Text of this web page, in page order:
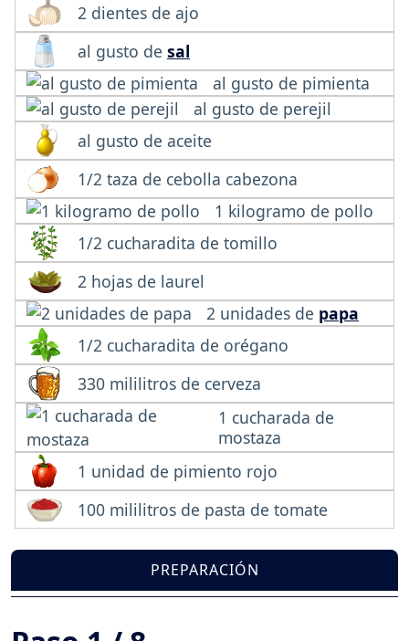
2 dientes de ajo
al gusto de sal
al gusto de pimienta
al gusto de perejil
al gusto de aceite
1/2 taza de cebolla cabezona
1 kilogramo de pollo
1/2 cucharadita de tomillo
2 hojas de laurel
2 unidades de papa
1/2 cucharadita de orégano
330 mililitros de cerveza
1 cucharada de
mostaza
1 unidad de pimiento rojo
100 mililitros de pasta de tomate
PREPARACIÓN